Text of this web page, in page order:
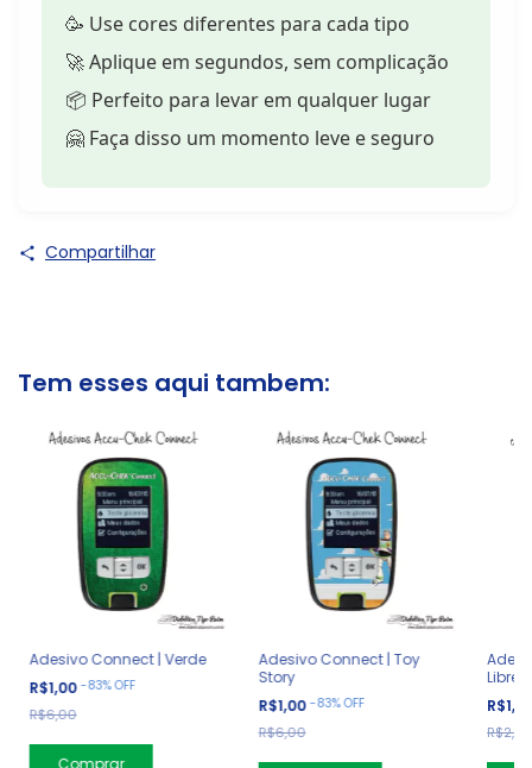
🥳 Use cores diferentes para cada tipo
🚀 Aplique em segundos, sem complicação
📦 Perfeito para levar em qualquer lugar
🤗 Faça disso um momento leve e seguro
Compartilhar
Tem esses aqui tambem:
Adesivo Connect | Verde
R$1,00 -83%OFF
R$6,00
Adesivo Connect | Toy
Story
R$1,00 -83%OFF
R$6,00
Libre
R$2,99